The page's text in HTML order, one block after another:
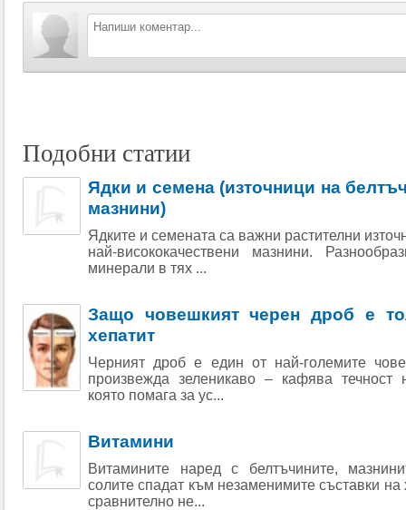
Подобни статии
Ядки и семена (източници на
мазнини)
Ядките и семената са важни растителни
най-висококачествени мазнини.
минерали в тях ...
Защо човешкият черен дроб е
хепатит
Черният дроб е един от най-големите
произвежда зеленикаво – кафява течност
която помага за ус...
Витамини
Витамините наред с белтъчините,
солите спадат към незаменимите съставки на
сравнително не...